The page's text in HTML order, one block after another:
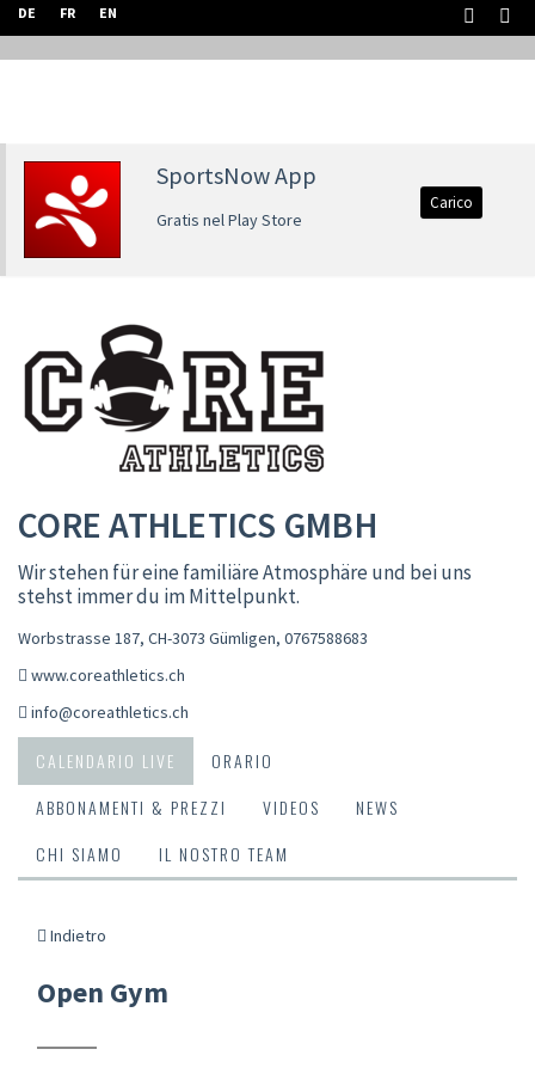
DE FR EN
SportsNow App
Gratis nel Play Store
Carico
CORE ATHLETICS GMBH
Wir stehen für eine familiäre Atmosphäre und bei uns
stehst immer du im Mittelpunkt.
Worbstrasse 187, CH-3073 Gümligen, 0767588683
www.coreathletics.ch
info@coreathletics.ch
CALENDARIO LIVE
ORARIO
ABBONAMENTI & PREZZI
VIDEOS
NEWS
CHI SIAMO
IL NOSTRO TEAM
Indietro
Open Gym